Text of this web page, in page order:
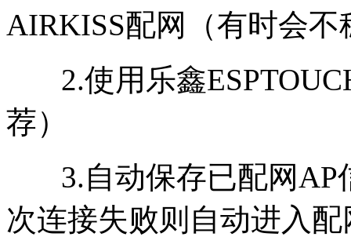
AIRKISS配网（有时会
2.使用乐鑫
荐）
3.自动保存已配网AP
次连接失败则自动进入